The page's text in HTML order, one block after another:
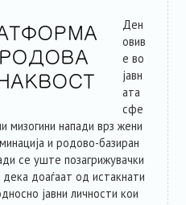
Ден
овив
е во
јавн
ата
сфе
мизогини напади врз жени
и родово-базиран
се уште позагрижувачки
доаѓаат од истакнати
јавни личности кои